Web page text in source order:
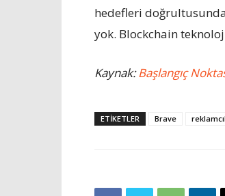
hedefleri
yok. Blockchain
Kaynak:Başlangıç
ETIKETLER Brave